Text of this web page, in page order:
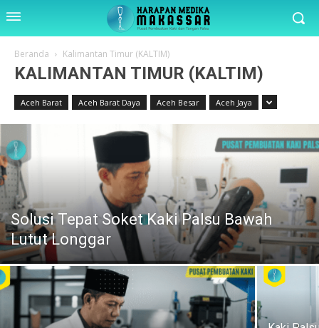
Beranda Kalimantan Timur (KALTIM)
KALIMANTAN TIMUR (KALTIM)
Aceh Barat Aceh Barat Daya Aceh Besar Aceh Jaya
Solusi Tepat Soket Kaki Palsu Bawah
Lutut Longgar